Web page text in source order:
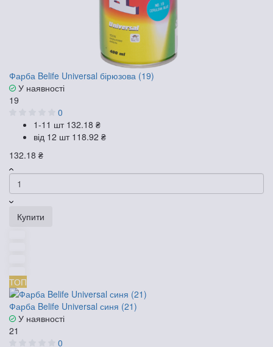
Фарба Belife Universal бірюзова (19)
У наявності
19
0
1-11 шт 132.18 ₴
від 12 шт 118.92 ₴
132.18 ₴
Купити
ТОП
Фарба Belife Universal синя (21)
У наявності
21
0